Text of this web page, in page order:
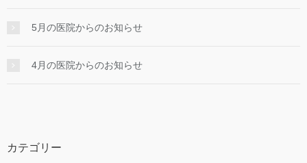
5月の医院からのお知らせ
4月の医院からのお知らせ
カテゴリー